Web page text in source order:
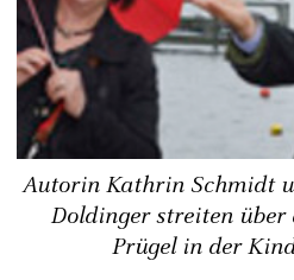
Autorin Kathrin Schmidt
Doldin­ger streiten über
Prügel in der